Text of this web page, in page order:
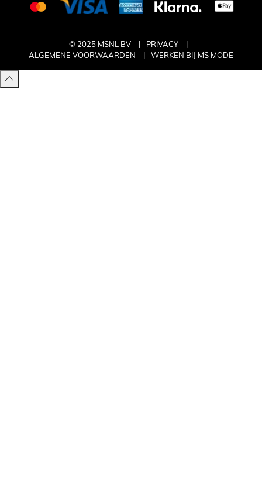
© 2025 MSNL BV
PRIVACY
ALGEMENE VOORWAARDEN
WERKEN BIJ MS MODE